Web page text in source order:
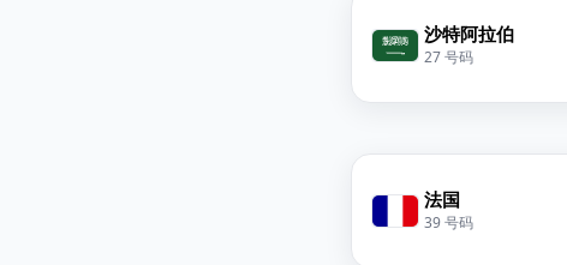
沙特阿拉伯
27 号码
法国
39 号码